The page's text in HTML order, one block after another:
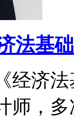
法基
经济
师，